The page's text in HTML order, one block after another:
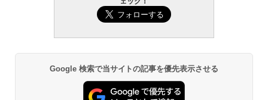
Google 検索で当サイトの記事を優先表示させる